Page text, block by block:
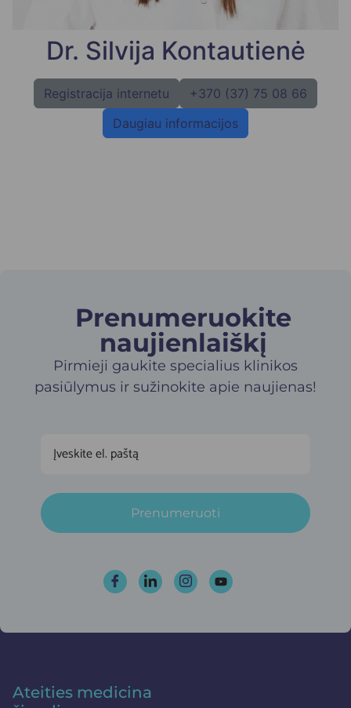
Dr. Silvija Kontautienė
Registracija internetu
+370 (37) 75 08 66
Daugiau informacijos
Prenumeruokite
naujienlaiškį​
Pirmieji gaukite specialius klinikos
pasiūlymus ir sužinokite apie naujienas!
Prenumeruoti
Ateities medicina